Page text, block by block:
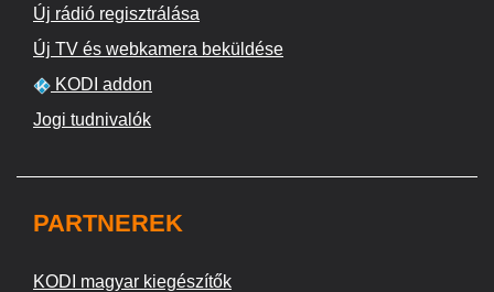
Új rádió regisztrálása
Új TV és webkamera beküldése
KODI addon
Jogi tudnivalók
PARTNEREK
KODI magyar kiegészítők